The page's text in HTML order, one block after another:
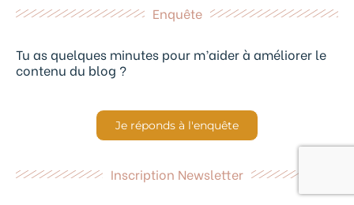
Enquête
Tu as quelques minutes pour m’aider à améliorer le
contenu du blog ?
Je réponds à l'enquête
Inscription Newsletter